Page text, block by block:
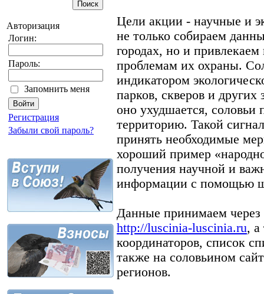
Авторизация
Логин:
Пароль:
Запомнить меня
Регистрация
Забыли свой пароль?
Цели акции - научные и
не только собираем
городах, но и
проблемам их охраны.
индикатором
парков, скверов и других
оно ухудшается,
территорию. Такой
принять необходимые
хороший пример
получения научной и
информации с помощью
Данные принимаем через
http://luscinia-luscinia.ru, а
координаторов, список
также на соловьином
регионов.